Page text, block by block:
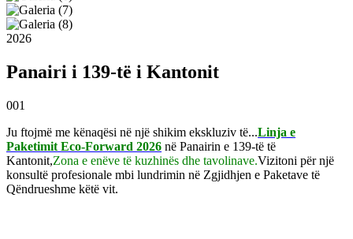
2026
Panairi i 139-të i Kantonit
001
Ju ftojmë me kënaqësi në një shikim ekskluziv të...Linja e
Paketimit Eco-Forward 2026 në Panairin e 139-të të
Kantonit,Zona e enëve të kuzhinës dhe tavolinave.Vizitoni për një
konsultë profesionale mbi lundrimin në Zgjidhjen e Paketave të
Qëndrueshme këtë vit.